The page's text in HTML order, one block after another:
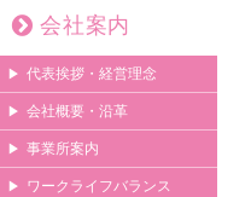
会社案内
代表挨拶・経営理念
会社概要・沿革
事業所案内
ワークライフバランス